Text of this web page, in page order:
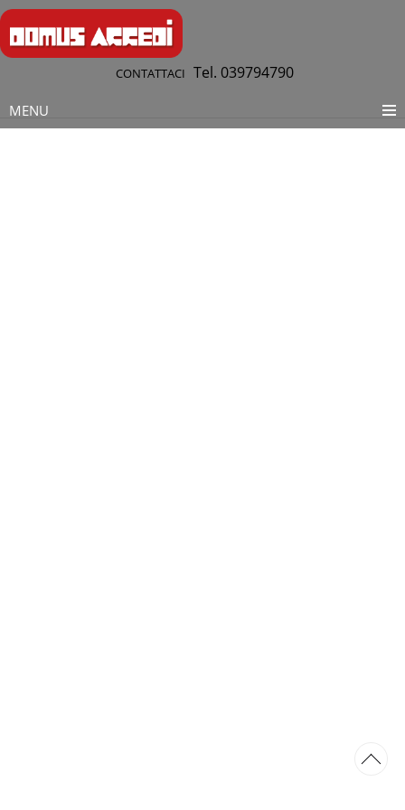
CONTATTACI Tel. 039794790
MENU